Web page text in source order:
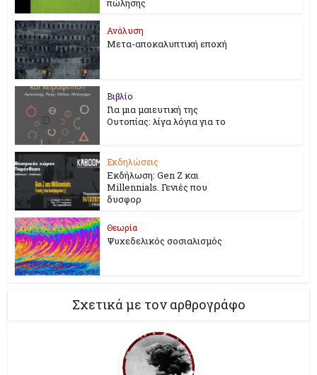
πώλησης
Ανάλυση
Μετα-αποκαλυπτική εποχή
Βιβλίο
Για μια μαιευτική της
Ουτοπίας: λίγα λόγια για το
Εκδηλώσεις
Εκδήλωση: Gen Z και
Millennials. Γενιές που
δυσφορ
Θεωρία
Ψυχεδελικός σοσιαλισμός
Σχετικά με τον αρθρογράφο